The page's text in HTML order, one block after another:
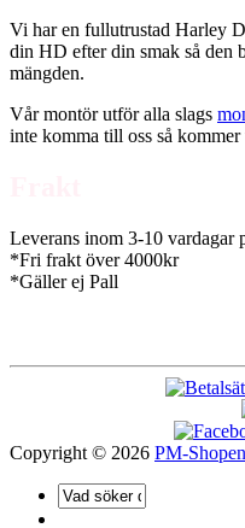
Vi har en fullutrustad Harley
din HD efter din smak så den
mängden.
Vår montör utför alla slags
inte komma till oss så
Leverans inom 3-10 vardagar
*Fri frakt över 4000kr
*Gäller ej Pall
Copyright © 2026 PM-Shopen